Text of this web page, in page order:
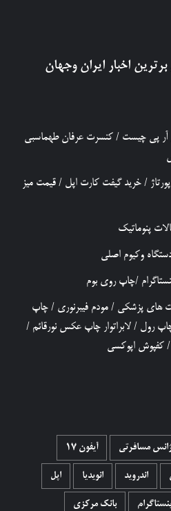
برترین اخبار ایران وجهان
آر پی چیست / کنسرت عرفان طهماسبی
/ خرید گیفت کارت اپل / قیمت میز
پنوماتیک
وکیوم اصلی
/چاپ روی بوم
های پزشکی / مودم فیبرنوری / چاپ
رول / لابراتوار چاپ عکس نورقائم /
/ کفپوش اپوکسی
مسافرتی آیفون 17
اندروید انویدیا اپل
بانک مرکزی